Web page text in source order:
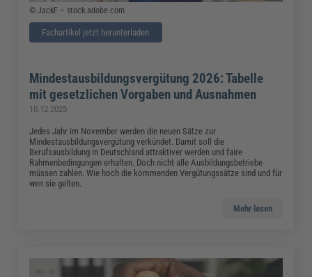
© JackF – stock.adobe.com
Fachartikel jetzt herunterladen
Mindestausbildungsvergütung 2026: Tabelle
mit gesetzlichen Vorgaben und Ausnahmen
10.12.2025
Jedes Jahr im November werden die neuen Sätze zur
Mindestausbildungsvergütung verkündet. Damit soll die
Berufsausbildung in Deutschland attraktiver werden und faire
Rahmenbedingungen erhalten. Doch nicht alle Ausbildungsbetriebe
müssen zahlen. Wie hoch die kommenden Vergütungssätze sind und für
wen sie gelten.
Mehr lesen